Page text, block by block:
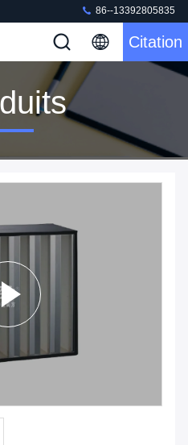
86--13392805835
Citation